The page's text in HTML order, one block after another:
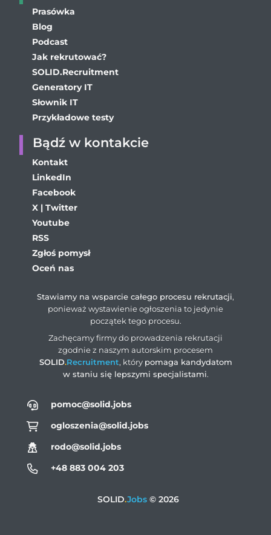
pomoc@solid.jobs
ogloszenia@solid.jobs
rodo@solid.jobs
+48 883 004 203
SOLID.Jobs© 2026
Prasówka
Blog
Podcast
Jak rekrutować?
SOLID.Recruitment
Generatory IT
Słownik IT
Przykładowe testy
Bądź w kontakcie
Kontakt
LinkedIn
Facebook
X | Twitter
Youtube
RSS
Zgłoś pomysł
Oceń nas
Stawiamy na wsparcie całego procesu rekrutacji,
ponieważ wystawienie ogłoszenia to jedynie
początek tego procesu.
Zachęcamy firmy do prowadzenia rekrutacji
zgodnie z naszym autorskim procesem
SOLID.Recruitment, który pomaga kandydatom
w staniu się lepszymi specjalistami.